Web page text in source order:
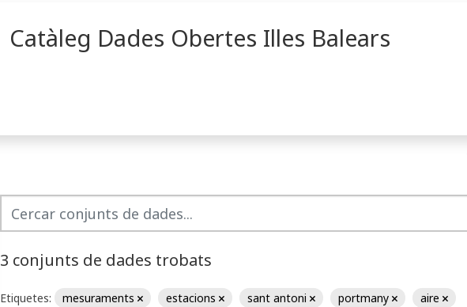
Catàleg Dades Obertes Illes Balears
3 conjunts de dades trobats
Etiquetes: mesuraments estacions sant antoni portmany aire